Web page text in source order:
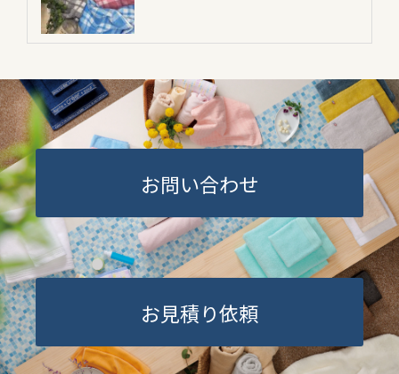
お問い合わせ
お見積り依頼